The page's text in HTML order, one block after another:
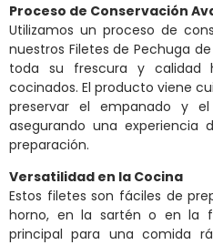
Proceso de Conservación
Utilizamos un proceso de
nuestros Filetes de Pechuga
toda su frescura y calidad
cocinados. El producto viene
preservar el empanado y
asegurando una experiencia
preparación.
Versatilidad en la Cocina
Estos filetes son fáciles de
horno, en la sartén o en la
principal para una comida